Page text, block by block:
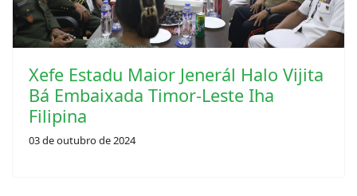
Xefe Estadu Maior Jenerál Halo Vijita
Bá Embaixada Timor-Leste Iha
Filipina